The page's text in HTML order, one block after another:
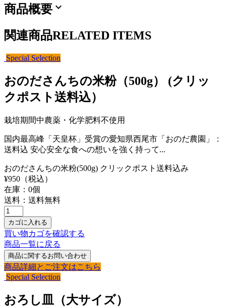
商品概要 expand_more
関連商品RELATED ITEMS
Special Selection
おのださんちの米粉（500g） (クリッ
クポスト送料込）
栽培期間中農薬・化学肥料不使用
国内最高峰「天皇杯」受賞の愛知県西尾市「おのだ農園」：
送料込 安心安全な食への想いを強く持って...
おのださんちの米粉(500g) クリックポスト送料込み
¥950 （税込）
在庫： 0個
送料：送料無料
買い物カゴを確認する
商品一覧に戻る
商品詳細とご注文はこちら
Special Selection
おろし皿（大サイズ）